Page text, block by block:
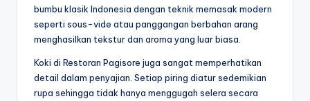
bumbu klasik Indonesia dengan teknik memasak modern
seperti sous-vide atau panggangan berbahan arang
menghasilkan tekstur dan aroma yang luar biasa.
Koki di Restoran Pagisore juga sangat memperhatikan
detail dalam penyajian. Setiap piring diatur sedemikian
rupa sehingga tidak hanya menggugah selera secara